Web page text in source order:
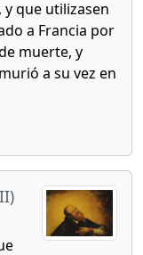
que utilizasen
a Francia por
muerte, y
a su vez en